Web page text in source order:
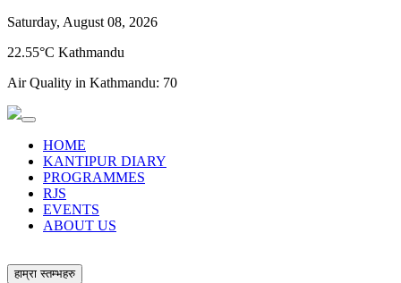
Saturday, August 08, 2026
22.55°C Kathmandu
Air Quality in Kathmandu: 70
HOME
KANTIPUR DIARY
PROGRAMMES
RJS
EVENTS
ABOUT US
हाम्रा स्तम्भहरु